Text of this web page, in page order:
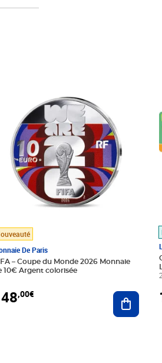
panier
De Paris
– Coupe du Monde 2026 Monnaie
10€ Argent colorisée
,00€ Ajouter